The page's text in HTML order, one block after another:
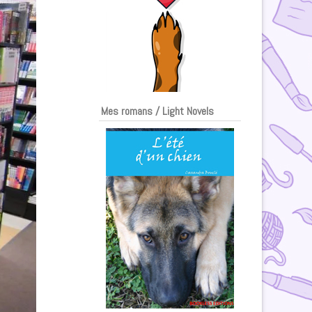
Mes romans / Light Novels